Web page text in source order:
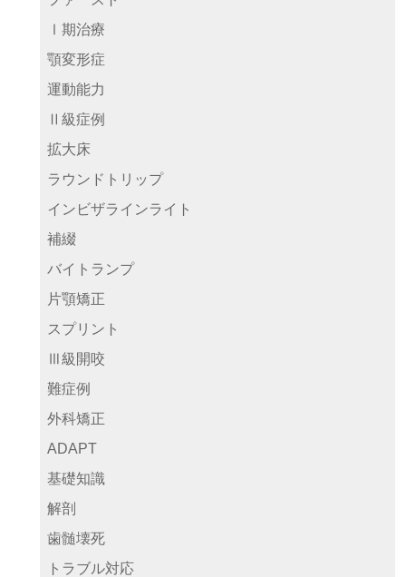
Ⅰ期治療
顎変形症
運動能力
Ⅱ級症例
拡大床
ラウンドトリップ
インビザラインライト
補綴
バイトランプ
片顎矯正
スプリント
Ⅲ級開咬
難症例
外科矯正
ADAPT
基礎知識
解剖
歯髄壊死
トラブル対応